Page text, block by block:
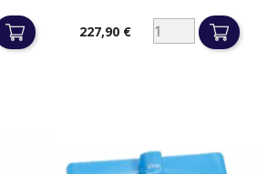
Prix227,90 €